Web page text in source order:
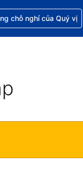
Loại tiền tệ hiện tại
bạn. Ngôn ngữ
trợ giúp với đặt chỗ
chỗ nghỉ của Quý vị